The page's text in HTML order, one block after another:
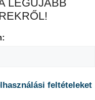
LEGÚJABB
feltételeket